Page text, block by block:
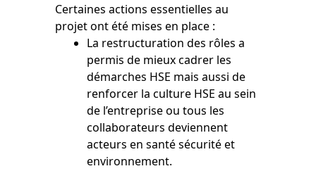
Certaines actions essentielles au
projet ont été mises en place :
La restructuration des rôles a
permis de mieux cadrer les
démarches HSE mais aussi de
renforcer la culture HSE au sein
de l’entreprise ou tous les
collaborateurs deviennent
acteurs en santé sécurité et
environnement.